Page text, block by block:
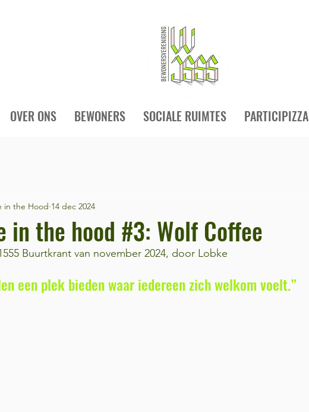
OVER ONS BEWONERS SOCIALE RUIMTES PARTICIPIZZA
in the hood #3: Wolf Coffee
in the Hood 14 dec 2024
Buurtkrant van november 2024, door Lobke
een plek bieden waar iedereen zich welkom voelt.”